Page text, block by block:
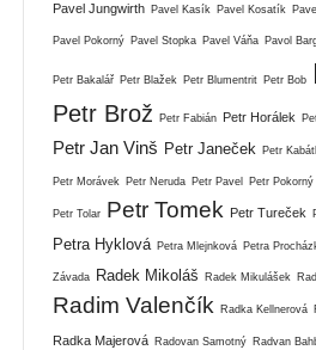
Pavel Jungwirth Pavel Kasík Pavel Kosatík
Pavel Pokorný Pavel Stopka Pavel Váňa Pavol
Petr Bakalář Petr Blažek Petr Blumentrit Petr Bob
Petr Brož Petr Fabián Petr Horálek
Petr Jan Vinš Petr Janeček Petr
Petr Morávek Petr Neruda Petr Pavel Petr Pokorný
Petr Tolar Petr Tomek Petr Tureček
Petra Hyklová Petra Mlejnková Petra
Závada Radek Mikoláš Radek Mikulášek
Radim Valenčík Radka Kellnerová
Radka Majerová Radovan Samotný Radvan